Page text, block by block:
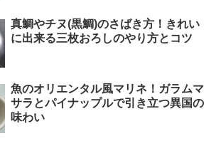
真鯛やチヌ(黒鯛)のさばき方！きれい
に出来る三枚おろしのやり方とコツ
魚のオリエンタル風マリネ！ガラムマ
サラとパイナップルで引き立つ異国の
味わい